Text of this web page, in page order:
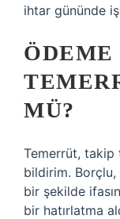
ihtar gününde
MÜ?
Temerrüt, takip
bildirim.
bir şekilde
bir hatırlatma